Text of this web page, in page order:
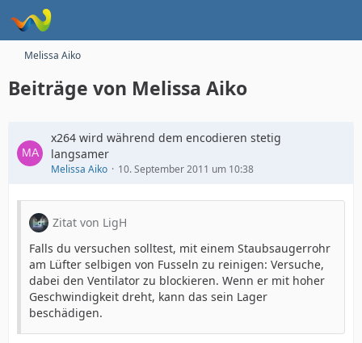
Melissa Aiko
Beiträge von Melissa Aiko
x264 wird während dem encodieren stetig
langsamer
Melissa Aiko 10. September 2011 um 10:38
Zitat von LigH
Falls du versuchen solltest, mit einem Staubsaugerrohr
am Lüfter selbigen von Fusseln zu reinigen: Versuche,
dabei den Ventilator zu blockieren. Wenn er mit hoher
Geschwindigkeit dreht, kann das sein Lager
beschädigen.